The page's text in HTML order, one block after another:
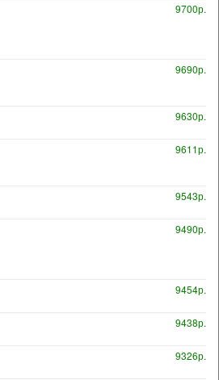
9700р.
9690р.
9630р.
9611р.
9543р.
9490р.
9454р.
9438р.
9326р.